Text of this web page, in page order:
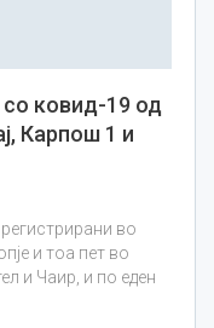
со ковид-19 од
Карпош 1 и
во
и тоа пет во
и Чаир, и по еден